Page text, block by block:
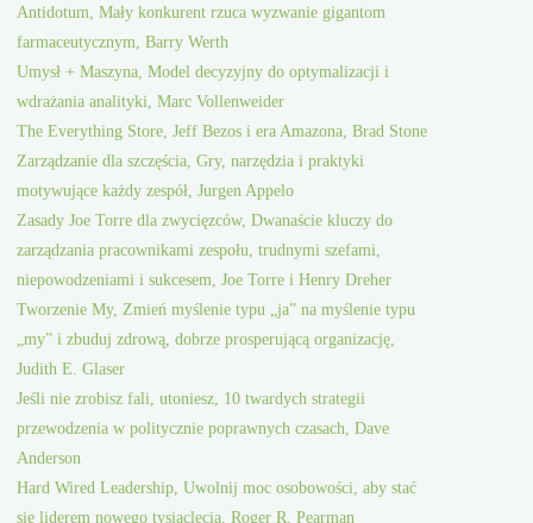
Antidotum, Mały konkurent rzuca wyzwanie gigantom
farmaceutycznym, Barry Werth
Umysł + Maszyna, Model decyzyjny do optymalizacji i
wdrażania analityki, Marc Vollenweider
The Everything Store, Jeff Bezos i era Amazona, Brad Stone
Zarządzanie dla szczęścia, Gry, narzędzia i praktyki
motywujące każdy zespół, Jurgen Appelo
Zasady Joe Torre dla zwycięzców, Dwanaście kluczy do
zarządzania pracownikami zespołu, trudnymi szefami,
niepowodzeniami i sukcesem, Joe Torre i Henry Dreher
Tworzenie My, Zmień myślenie typu „ja” na myślenie typu
„my” i zbuduj zdrową, dobrze prosperującą organizację,
Judith E. Glaser
Jeśli nie zrobisz fali, utoniesz, 10 twardych strategii
przewodzenia w politycznie poprawnych czasach, Dave
Anderson
Hard Wired Leadership, Uwolnij moc osobowości, aby stać
się liderem nowego tysiąclecia, Roger R. Pearman